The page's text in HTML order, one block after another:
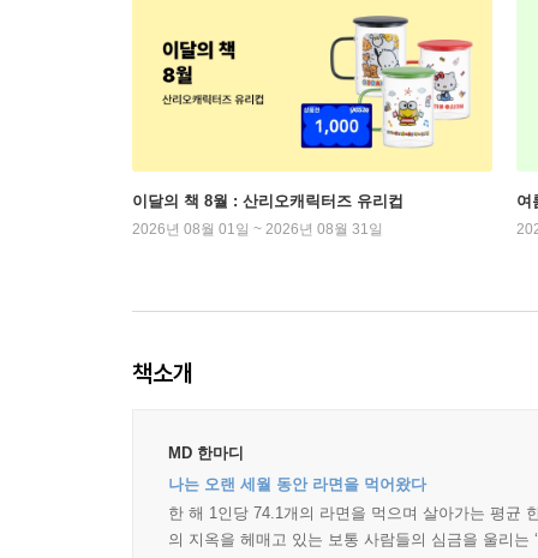
이달의 책 8월 : 산리오캐릭터즈 유리컵
2026년 08월 01일 ~ 2026년 08월 31일
여
책소개
MD 한마디
나는 오랜 세월 동안 라면을 먹어왔다
한 해 1인당 74.1개의 라면을 먹으며 살아가는 평균
의 지옥을 헤매고 있는 보통 사람들의 심금을 울리는